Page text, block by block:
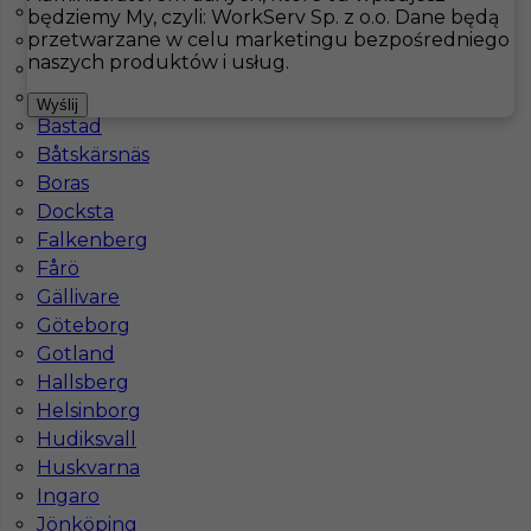
Hotistin Oferty pracyKarlstad
Pokaż filtr
Arjeplog
Arvidsjaur
Arvika
Åsele
Bastad
Båtskärsnäs
Boras
Docksta
Falkenberg
Fårö
Gällivare
Göteborg
Gotland
Hallsberg
Helsinborg
Hudiksvall
Huskvarna
Ingaro
Jönköping
Praca za granicą dla kucharza
Kategoria Kuchnia
Lokalizacja Karlstad
Wymagane języki
będziemy My, czyli: WorkServ Sp. z o.o. Dane będą
przetwarzane w celu marketingu bezpośredniego
naszych produktów i usług.
Wyślij